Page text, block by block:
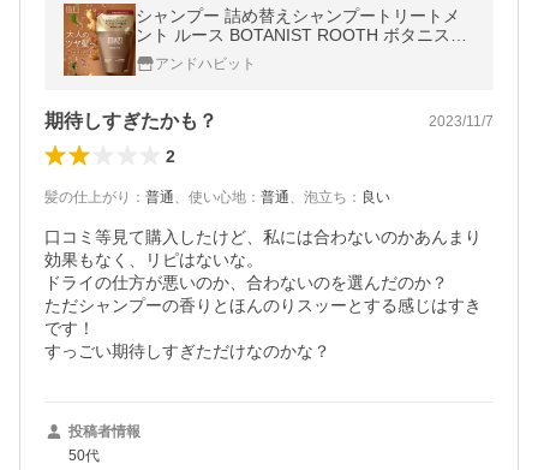
シャンプー 詰め替えシャンプートリートメ
ント ルース BOTANIST ROOTH ボタニスト
エイジングケアシャンプー メンズ レディー
ス ゆうパケット対象商品
アンドハビット
期待しすぎたかも？ 2023/11/7
2
髪の仕上がり ： 普通、 使い心地 ： 普通、 泡立ち ： 良い
口コミ等見て購入したけど、私には合わないのかあんまり
効果もなく、リピはないな。
ドライの仕方が悪いのか、合わないのを選んだのか？
ただシャンプーの香りとほんのりスッーとする感じはすき
です！
すっごい期待しすぎただけなのかな？
投稿者情報
50代